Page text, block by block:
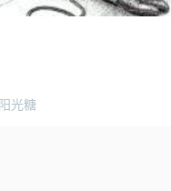
阳光糖